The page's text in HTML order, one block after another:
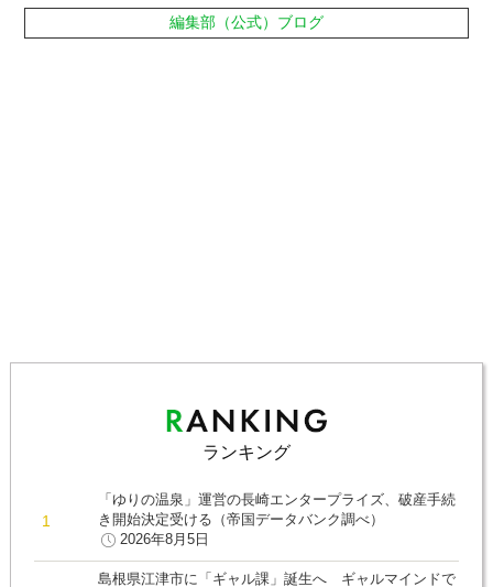
編集部（公式）ブログ
ランキング
「ゆりの温泉」運営の長崎エンタープライズ、破産手続
き開始決定受ける（帝国データバンク調べ）
2026年8月5日
島根県江津市に「ギャル課」誕生へ ギャルマインドで